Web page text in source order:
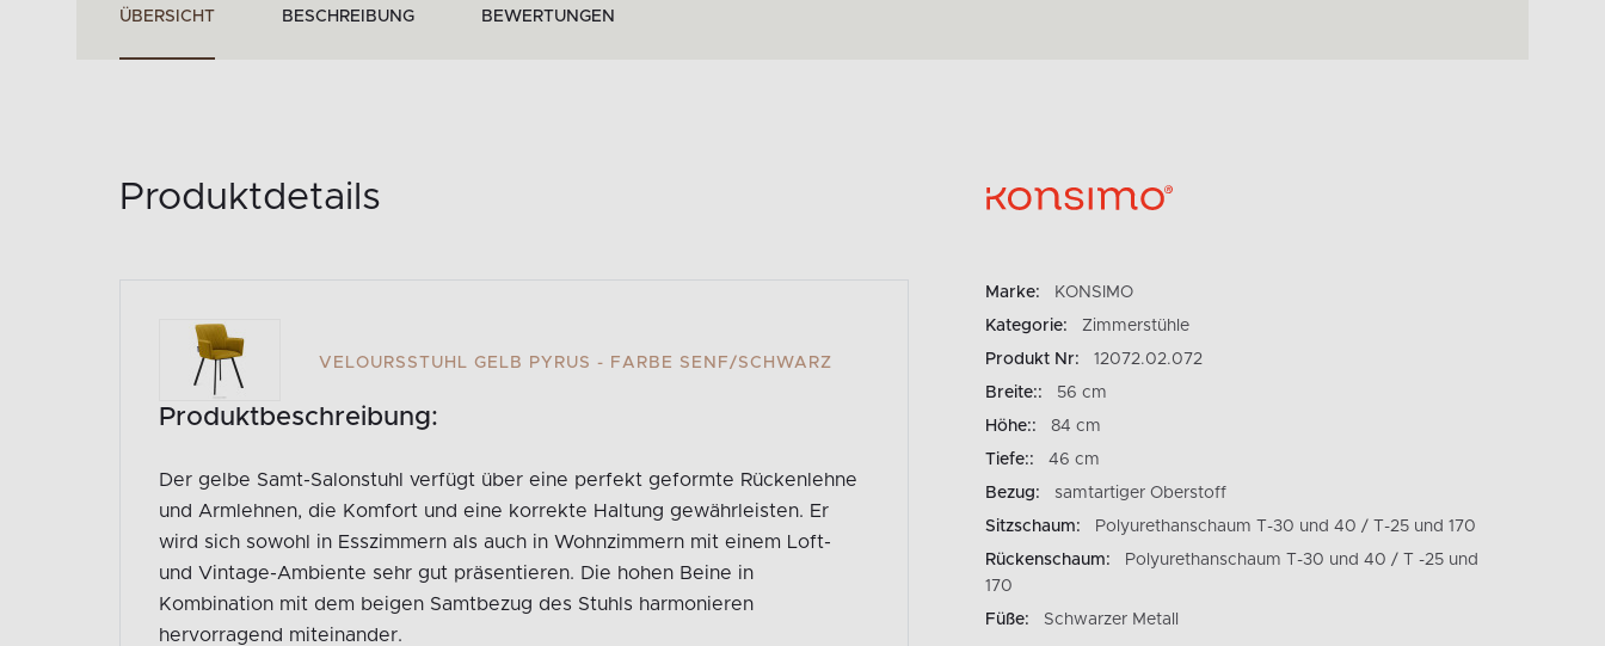
ÜBERSICHT BESCHREIBUNG BEWERTUNGEN
Produktdetails
VELOURSSTUHL GELB PYRUS - FARBE SENF/SCHWARZ
Produktbeschreibung:
Der gelbe Samt-Salonstuhl verfügt über eine perfekt geformte Rückenlehne
und Armlehnen, die Komfort und eine korrekte Haltung gewährleisten. Er
wird sich sowohl in Esszimmern als auch in Wohnzimmern mit einem Loft-
und Vintage-Ambiente sehr gut präsentieren. Die hohen Beine in
Kombination mit dem beigen Samtbezug des Stuhls harmonieren
hervorragend miteinander.
Marke:
KONSIMO
Kategorie:
Zimmerstühle
Produkt Nr:
12072.02.072
Breite::
56 cm
Höhe::
84 cm
Tiefe::
46 cm
Bezug:
samtartiger Oberstoff
Sitzschaum:
Polyurethanschaum T-30 und 40 / T-25 und 170
Rückenschaum:
Polyurethanschaum T-30 und 40 / T -25 und
170
Füße:
Schwarzer Metall